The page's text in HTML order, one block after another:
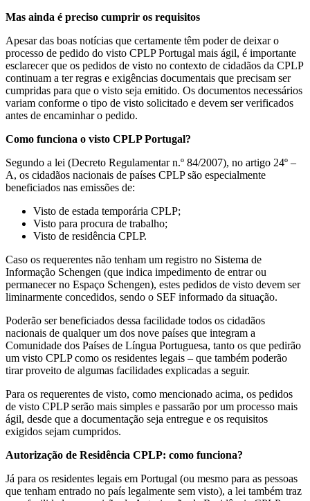
Mas ainda é preciso cumprir os requisitos
Apesar das boas notícias que certamente têm poder de deixar o
processo de pedido do visto CPLP Portugal mais ágil, é importante
esclarecer que os pedidos de visto no contexto de cidadãos da CPLP
continuam a ter regras e exigências documentais que precisam ser
cumpridas para que o visto seja emitido. Os documentos necessários
variam conforme o tipo de visto solicitado e devem ser verificados
antes de encaminhar o pedido.
Como funciona o visto CPLP Portugal?
Segundo a lei (Decreto Regulamentar n.º 84/2007), no artigo 24º –
A, os cidadãos nacionais de países CPLP são especialmente
beneficiados nas emissões de:
Visto de estada temporária CPLP;
Visto para procura de trabalho;
Visto de residência CPLP.
Caso os requerentes não tenham um registro no Sistema de
Informação Schengen (que indica impedimento de entrar ou
permanecer no Espaço Schengen), estes pedidos de visto devem ser
liminarmente concedidos, sendo o SEF informado da situação.
Poderão ser beneficiados dessa facilidade todos os cidadãos
nacionais de qualquer um dos nove países que integram a
Comunidade dos Países de Língua Portuguesa, tanto os que pedirão
um visto CPLP como os residentes legais – que também poderão
tirar proveito de algumas facilidades explicadas a seguir.
Para os requerentes de visto, como mencionado acima, os pedidos
de visto CPLP serão mais simples e passarão por um processo mais
ágil, desde que a documentação seja entregue e os requisitos
exigidos sejam cumpridos.
Autorização de Residência CPLP: como funciona?
Já para os residentes legais em Portugal (ou mesmo para as pessoas
que tenham entrado no país legalmente sem visto), a lei também traz